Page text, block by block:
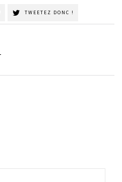
TWEETEZ DONC !